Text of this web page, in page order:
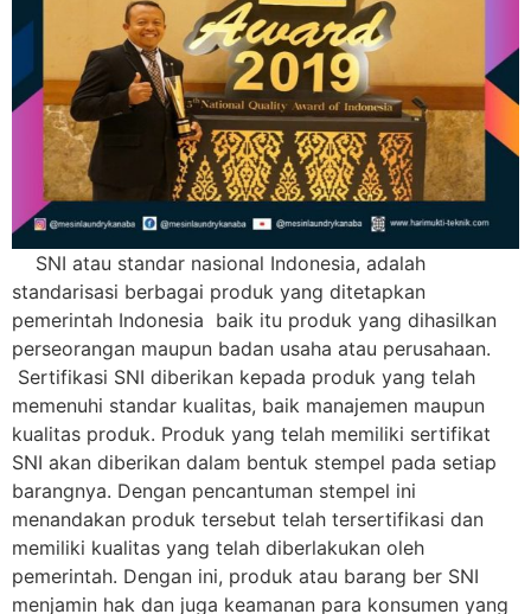
SNI atau standar nasional Indonesia, adalah
standarisasi berbagai produk yang ditetapkan
pemerintah Indonesia baik itu produk yang dihasilkan
perseorangan maupun badan usaha atau perusahaan.
Sertifikasi SNI diberikan kepada produk yang telah
memenuhi standar kualitas, baik manajemen maupun
kualitas produk. Produk yang telah memiliki sertifikat
SNI akan diberikan dalam bentuk stempel pada setiap
barangnya. Dengan pencantuman stempel ini
menandakan produk tersebut telah tersertifikasi dan
memiliki kualitas yang telah diberlakukan oleh
pemerintah. Dengan ini, produk atau barang ber SNI
menjamin hak dan juga keamanan para konsumen yang